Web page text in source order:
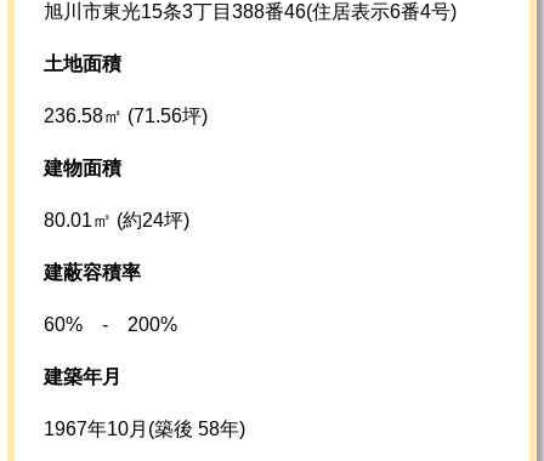
旭川市東光15条3丁目388番46(住居表示6番4号)
土地面積
236.58㎡ (71.56坪)
建物面積
80.01㎡ (約24坪)
建蔽容積率
60% - 200%
建築年月
1967年10月(築後 58年)